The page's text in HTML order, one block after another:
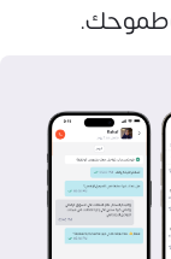
وطموحك.